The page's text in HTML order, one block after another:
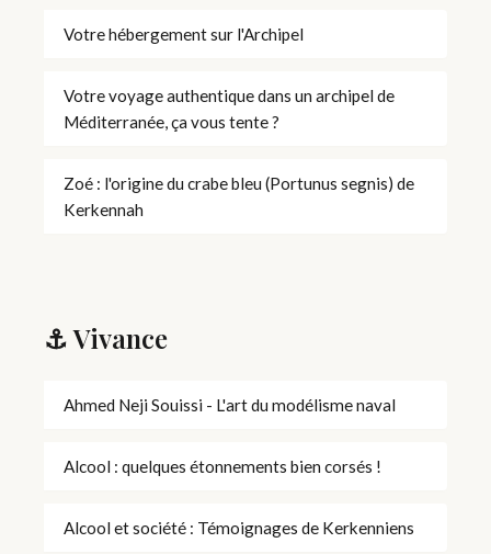
Votre hébergement sur l'Archipel
Votre voyage authentique dans un archipel de
Méditerranée, ça vous tente ?
Zoé : l'origine du crabe bleu (Portunus segnis) de
Kerkennah
⚓ Vivance
Ahmed Neji Souissi - L'art du modélisme naval
Alcool : quelques étonnements bien corsés !
Alcool et société : Témoignages de Kerkenniens